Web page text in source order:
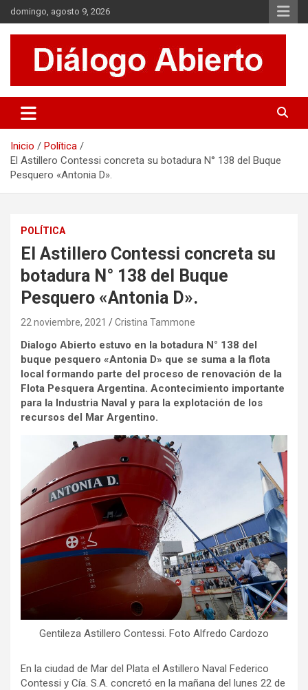
Saltar
al
contenido
domingo, agosto 9, 2026
Diálogo Abierto
Se tratan diversos temas de actualidad buscando hacer un
aporte a la sociedad, brindando información relevante de lo que
Inicio
Política
El Astillero Contessi concreta su botadura N° 138 del Buque
Pesquero «Antonia D».
POLÍTICA
El Astillero Contessi concreta su
botadura N° 138 del Buque
Pesquero «Antonia D».
22 noviembre, 2021 Cristina Tammone
Dialogo Abierto estuvo en la botadura N° 138 del
buque pesquero «Antonia D» que se suma a la flota
local formando parte del proceso de renovación de la
Flota Pesquera Argentina. Acontecimiento importante
para la Industria Naval y para la explotación de los
recursos del Mar Argentino.
Gentileza Astillero Contessi. Foto Alfredo Cardozo
En la ciudad de Mar del Plata el Astillero Naval Federico
Contessi y Cía. S.A. concretó en la mañana del lunes 22 de